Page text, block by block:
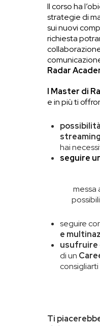
Il corso ha
strategie di
sui nuovi
richiesta
Radar
I Master di
e in più ti
streaming
hai
seguire
messa
seguire
e
usufruire
di un
Ti